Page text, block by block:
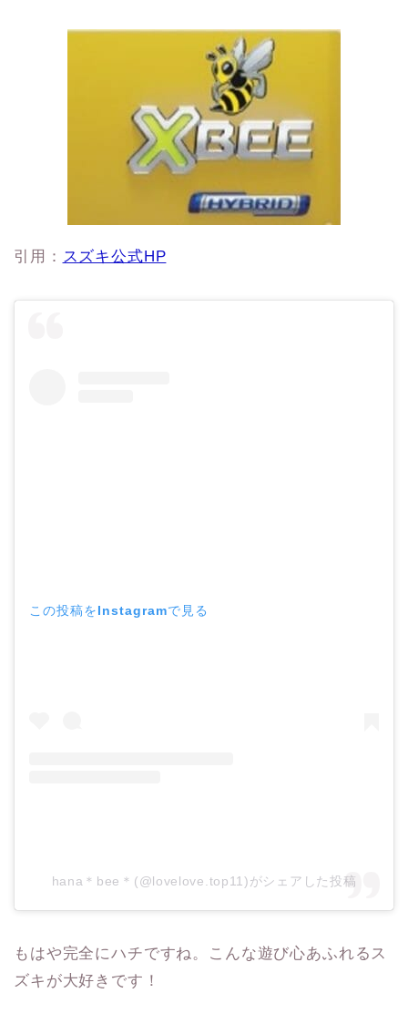
引用： スズキ公式HP
この投稿をInstagramで見る
hana＊bee＊(@lovelove.top11)がシェアした投稿
もはや完全にハチですね。こんな遊び心あふれるス
ズキが大好きです！